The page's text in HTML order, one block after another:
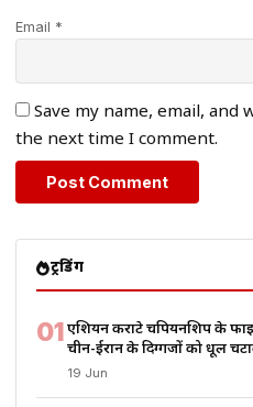
Email *
Save my name, email,
the next time I comment.
ट्रेंडिंग
01एशियन कराटे चैंपियनशिप के
चीन-ईरान के दिग्गजों को धूल
19 Jun